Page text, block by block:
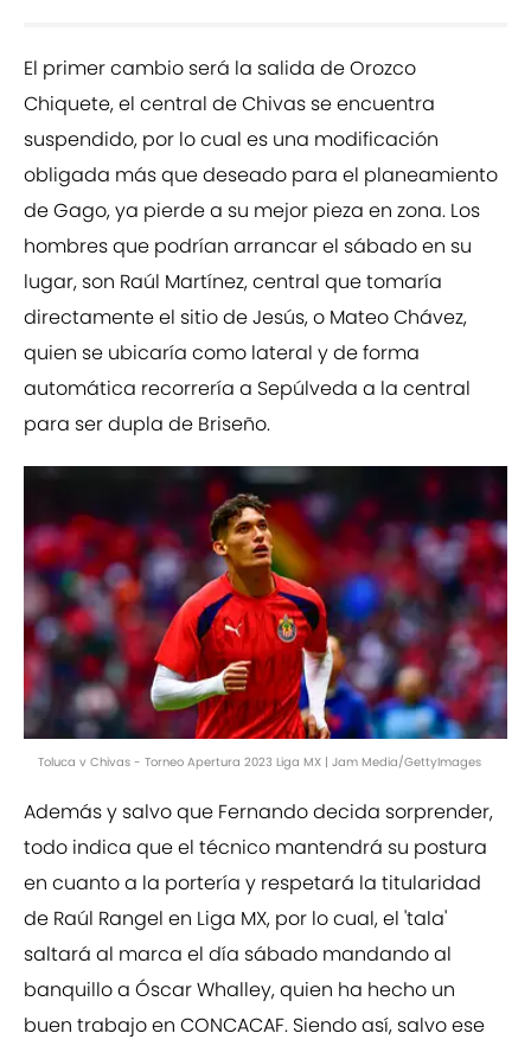
El primer cambio será la salida de Orozco
Chiquete, el central de Chivas se encuentra
suspendido, por lo cual es una modificación
obligada más que deseado para el planeamiento
de Gago, ya pierde a su mejor pieza en zona. Los
hombres que podrían arrancar el sábado en su
lugar, son Raúl Martínez, central que tomaría
directamente el sitio de Jesús, o Mateo Chávez,
quien se ubicaría como lateral y de forma
automática recorrería a Sepúlveda a la central
para ser dupla de Briseño.
Toluca v Chivas - Torneo Apertura 2023 Liga MX | Jam Media/GettyImages
Además y salvo que Fernando decida sorprender,
todo indica que el técnico mantendrá su postura
en cuanto a la portería y respetará la titularidad
de Raúl Rangel en Liga MX, por lo cual, el 'tala'
saltará al marca el día sábado mandando al
banquillo a Óscar Whalley, quien ha hecho un
buen trabajo en CONCACAF. Siendo así, salvo ese